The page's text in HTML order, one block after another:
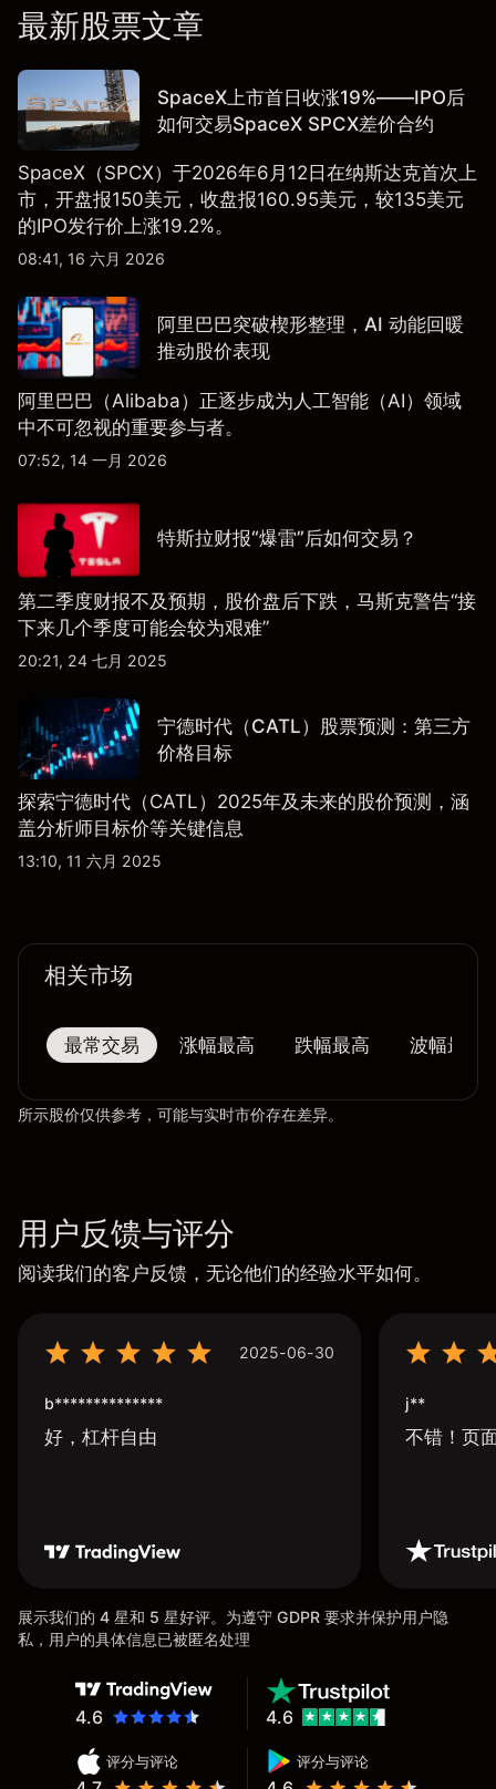
最新股票文章
SpaceX上市首日收涨19%——IPO后
如何交易SpaceX SPCX差价合约
SpaceX（SPCX）于2026年6月12日在纳斯达克首次上
市，开盘报150美元，收盘报160.95美元，较135美元
的IPO发行价上涨19.2%。
08:41, 16 六月 2026
阿里巴巴突破楔形整理，AI 动能回暖
推动股价表现
阿里巴巴（Alibaba）正逐步成为人工智能（AI）领域
中不可忽视的重要参与者。
07:52, 14 一月 2026
特斯拉财报“爆雷”后如何交易？
第二季度财报不及预期，股价盘后下跌，马斯克警告“接
下来几个季度可能会较为艰难”
20:21, 24 七月 2025
宁德时代（CATL）股票预测：第三方
价格目标
探索宁德时代（CATL）2025年及未来的股价预测，涵
盖分析师目标价等关键信息
13:10, 11 六月 2025
相关市场
最常交易 涨幅最高 跌幅最高 波幅最大
所示股价仅供参考，可能与实时市价存在差异。
用户反馈与评分
阅读我们的客户反馈，无论他们的经验水平如何。
2025-06-30
b**************
好，杠杆自由
j**
不错！页
展示我们的 4 星和 5 星好评。为遵守 GDPR 要求并保护用户隐
私，用户的具体信息已被匿名处理
4.6
评分与评论 评分与评论
4.6